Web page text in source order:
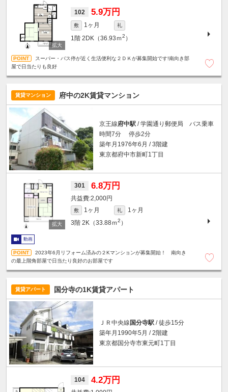
102 5.9万円
敷 1ヶ月 礼
1階 2DK（36.93ｍ2 ）
スーパー・バス停が近く生活便利な２ＤＫが募集開始です!南向き部
屋で日当たりも良好
賃貸マンション 府中の2K賃貸マンション
京王線府中駅 / 学園通り郵便局 バス乗車
時間7分 停歩2分
築年月1976年6月 / 3階建
東京都府中市新町1丁目
301 6.8万円
2,000円
敷 1ヶ月 礼
1ヶ月
3階 2K（33.88ｍ2 ）
動画
2023年6月リフォーム済みの２Kマンションが募集開始！ 南向き
の最上階角部屋で日当たり良好のお部屋です
賃貸アパート 国分寺の1K賃貸アパート
ＪＲ中央線 国分寺駅 / 徒歩15分
築年月1990年5月 / 2階建
東京都国分寺市東元町1丁目
104 4.2万円